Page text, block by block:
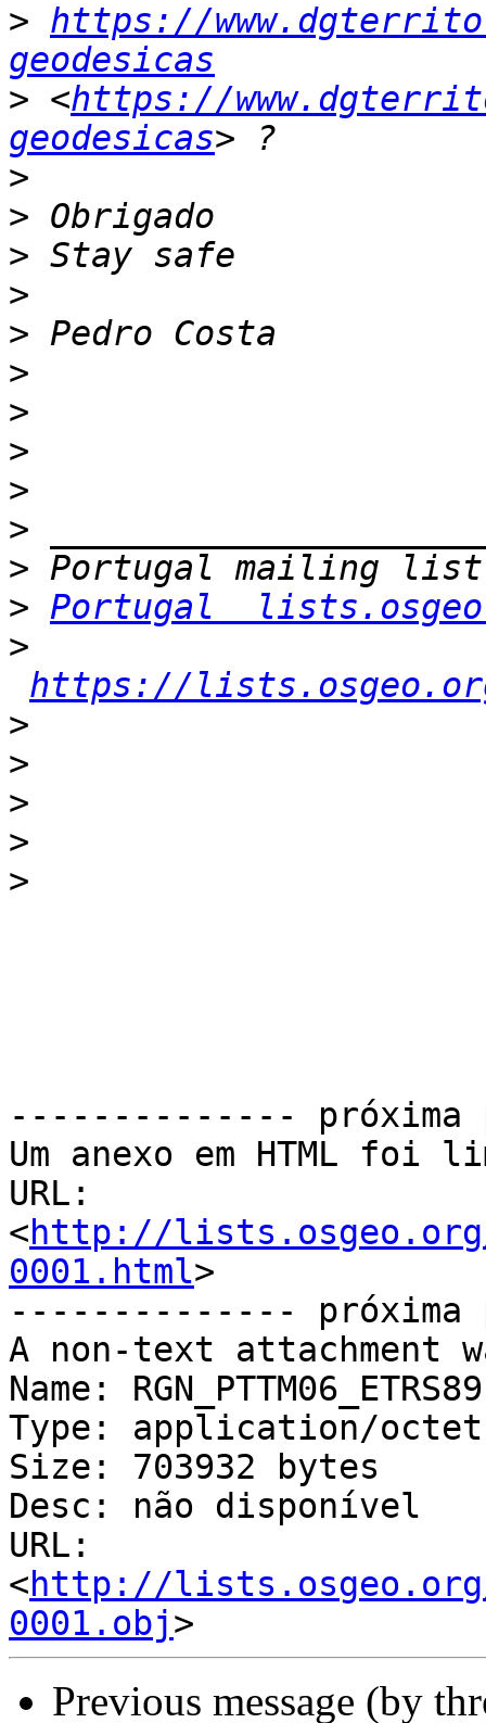
> https://
geodesicas
> <https://
geodesicas
>
>
>
>
>
>
>
>
>
>
>
> Portugal
>
https://
>
>
>
>
>
--------------
Um anexo em HTML foi
URL:
<http://lists.osgeo.org/
0001.html>
--------------
A non-text attachment
Name:
Type: application/
Size: 703932 bytes
Desc: não disponível
URL:
<http://lists.osgeo.org/
0001.obj
Previous message (by